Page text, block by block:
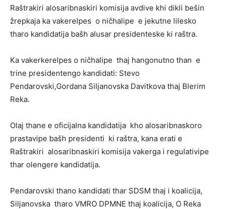
Raštrakiri alosaribnaskiri komisija avdive khi dikli bešin
žrepkaja ka vakerelpes o ničhalipe e jekutne lilesko
tharo kandidatija bašh alusar presidenteske ki raštra.
Ka vakerkerelpes o ničhalipe thaj hangonutno than e
trine presidentengo kandidati: Stevo
Pendarovski,Gordana Siljanovska Davitkova thaj Blerim
Reka.
Olaj thane e oficijalna kandidatija kho alosaribnaskoro
prastavipe bašh presidenti ki raštra, kana erati e
Raštrakiri alosaribnaskiri komisija vakerga i regulativipe
thar olengere kandidatija.
Pendarovski thano kandidati thar SDSM thaj i koalicija,
Siljanovska tharo VMRO DPMNE thaj koalicija, O Reka